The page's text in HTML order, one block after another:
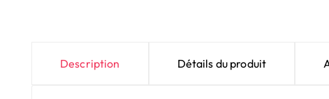
Description Détails du produit